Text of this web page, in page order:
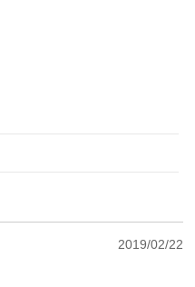
2019/02/22